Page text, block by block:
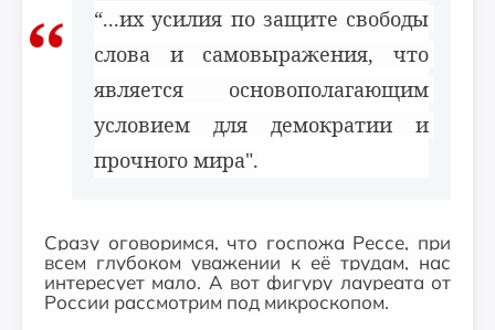
“...их усилия по защите свободы
слова и самовыражения, что
является основополагающим
условием для демократии и
прочного мира".
Сразу оговоримся, что госпожа Рессе, при
всем глубоком уважении к её трудам, нас
интересует мало. А вот фигуру лауреата от
России рассмотрим под микроскопом.